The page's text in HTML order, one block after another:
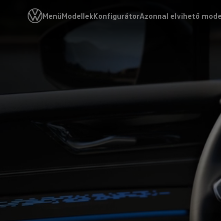
MenüModellekKonfigurátorAzonnal elvihető